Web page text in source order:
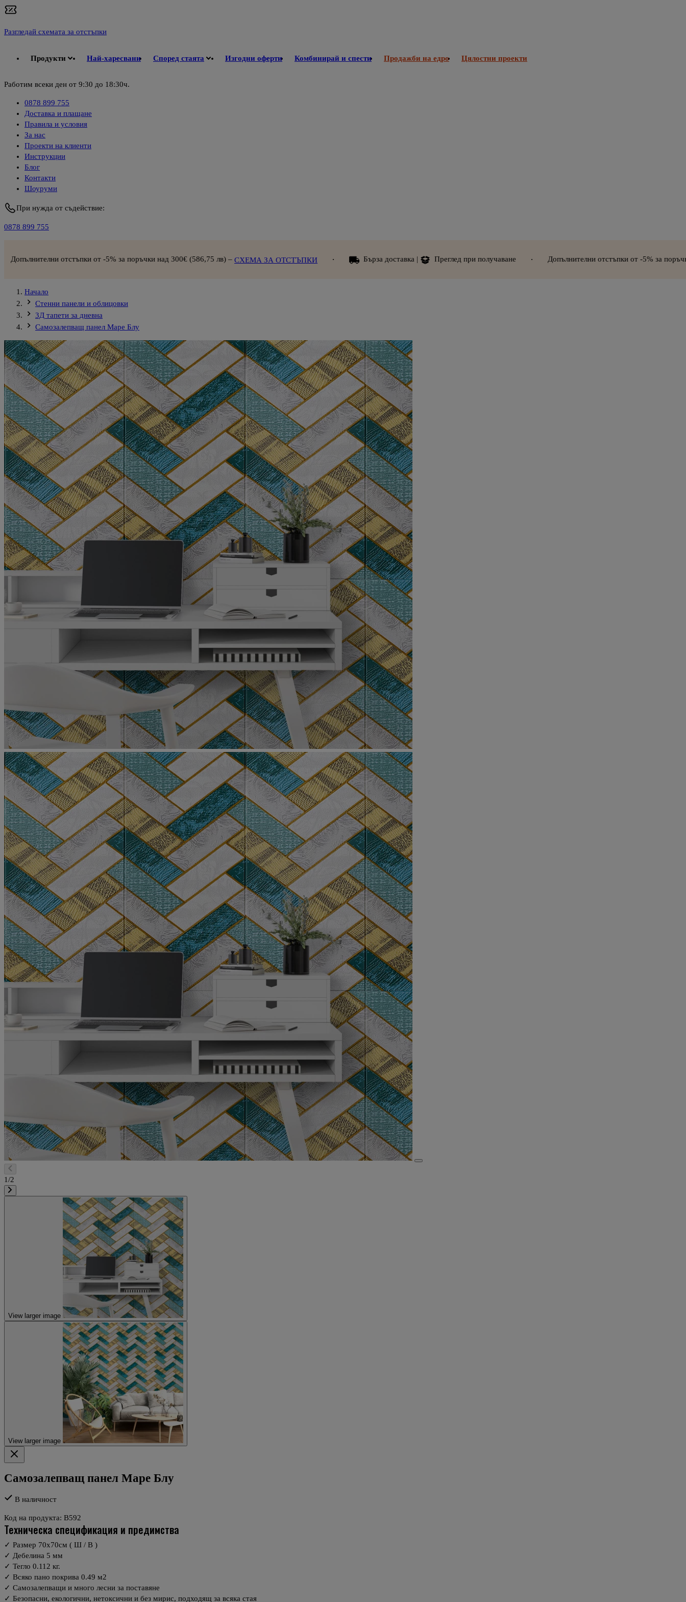
Разгледай схемата за отстъпки
Продукти Най-харесвани Според стаята Изгодни оферти Комбинирай и спести Продажби на едро Цялостни проекти
Работим всеки ден от 9:30 до 18:30ч.
0878 899 755
Доставка и плащане
Правила и условия
За нас
Проекти на клиенти
Инструкции
Блог
Контакти
Шоуруми
При нужда от съдействие:
0878 899 755
отстъпки от -5% за поръчки над 300€ (586,75 лв) –СХЕМА ЗА ОТСТЪПКИ Бърза доставка | Преглед при получаване Допълнителни отстъпки от -5% за поръчки над 300€
Начало
Стенни панели и облицовки
3Д тапети за дневна
Самозалепващ панел Маре Блу
1/2
View larger image
View larger image
Самозалепващ панел Маре Блу
В наличност
Код на продукта: B592
техническа спецификация и предимства
✓ Размер 70х70см ( Ш / В )
✓ Дебелина 5 мм
✓ Тегло 0.112 кг.
✓ Всяко пано покрива 0.49 м2
✓ Самозалепващи и много лесни за поставяне
✓ Безопасни, екологични, нетоксични и без мирис, подходящ за всяка стая